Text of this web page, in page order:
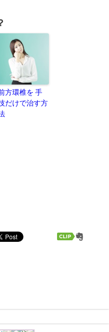
方環椎を 手
だけで治す方